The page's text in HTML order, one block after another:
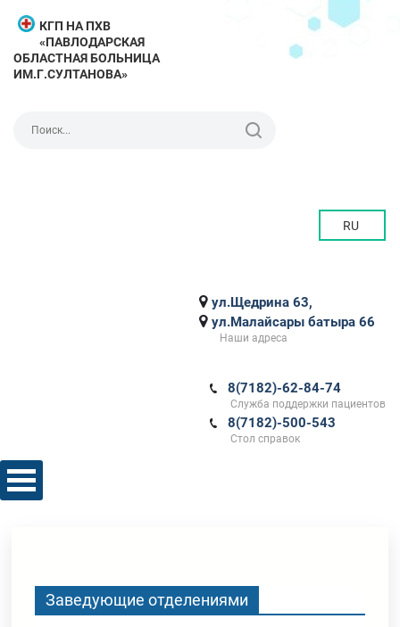
КГП НА ПХВ
«ПАВЛОДАРСКАЯ
ОБЛАСТНАЯ БОЛЬНИЦА
ИМ.Г.СУЛТАНОВА»
RU
ул.Щедрина 63,
ул.Малайсары батыра 66
Наши адреса
8(7182)-62-84-74
Служба поддержки пациентов
8(7182)-500-543
Стол справок
Заведующие отделениями